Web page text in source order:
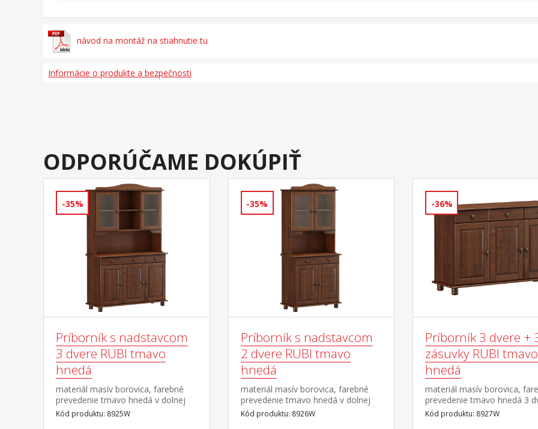
návod na montáž na stiahnutie tu
Informácie o produkte a bezpečnosti
ODPORÚČAME DOKÚPIŤ
-35%
Príborník s nadstavcom
3 dvere RUBI tmavo
hnedá
materiál masív borovica, farebné
prevedenie tmavo hnedá v dolnej
časti 3 dvere, 3 zásuvky s kovovými
pojazdmi v hornej časti dvoje
Kód produktu: 8925W
-35%
Príborník s nadstavcom
2 dvere RUBI tmavo
hnedá
materiál masív borovica, farebné
prevedenie tmavo hnedá v dolnej
časti 2 dvere, 2 zásuvky s kovovými
pojazdmi v hornej časti dvoje
Kód produktu: 8926W
-36%
Príborník 3 dvere +
zásuvky RUBI tmavo
hnedá
materiál masív borovica,
prevedenie tmavo hnedá 3
zásuvky s kovovými
polica
Kód produktu: 8927W